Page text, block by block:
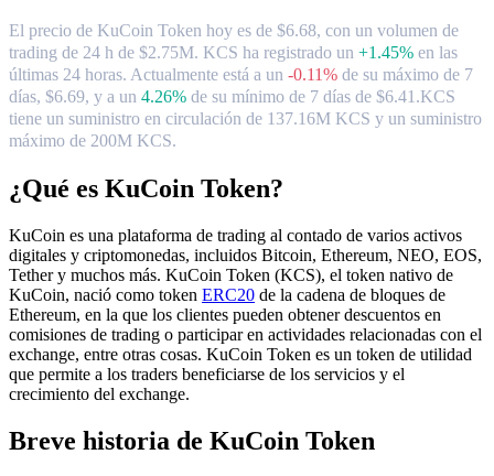
El precio de KuCoin Token hoy es de $6.68, con un volumen de
trading de 24 h de $2.75M. KCS ha registrado un +1.45% en las
últimas 24 horas. Actualmente está a un -0.11% de su máximo de 7
días, $6.69, y a un 4.26% de su mínimo de 7 días de $6.41.KCS
tiene un suministro en circulación de 137.16M KCS y un suministro
máximo de 200M KCS.
¿Qué es KuCoin Token?
KuCoin es una plataforma de trading al contado de varios activos
digitales y criptomonedas, incluidos Bitcoin, Ethereum, NEO, EOS,
Tether y muchos más. KuCoin Token (KCS), el token nativo de
KuCoin, nació como token ERC20 de la cadena de bloques de
Ethereum, en la que los clientes pueden obtener descuentos en
comisiones de trading o participar en actividades relacionadas con el
exchange, entre otras cosas. KuCoin Token es un token de utilidad
que permite a los traders beneficiarse de los servicios y el
crecimiento del exchange.
Breve historia de KuCoin Token